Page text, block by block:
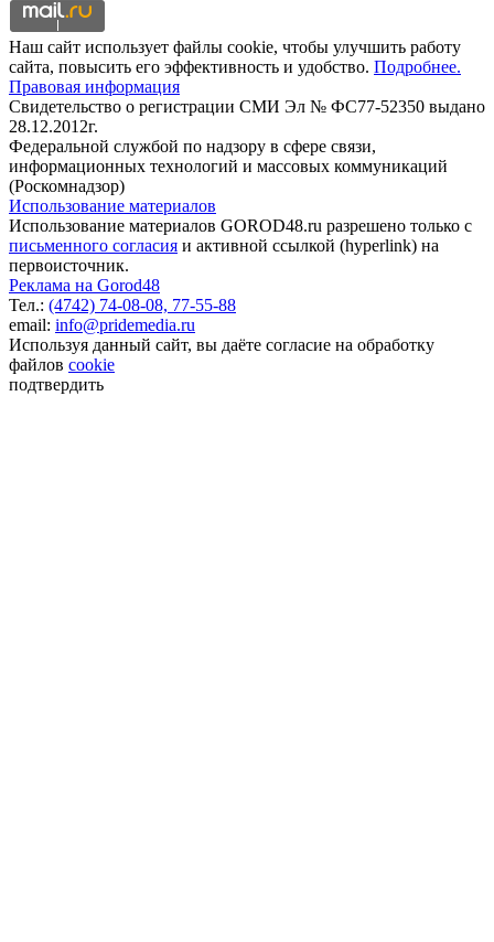
Наш сайт использует файлы cookie, чтобы улучшить работу
сайта, повысить его эффективность и удобство. Подробнее.
Правовая информация
Свидетельство о регистрации СМИ Эл № ФС77-52350 выдано
28.12.2012г.
Федеральной службой по надзору в сфере связи,
информационных технологий и массовых коммуникаций
(Роскомнадзор)
Использование материалов
Использование материалов GOROD48.ru разрешено только с
письменного согласия и активной ссылкой (hyperlink) на
первоисточник.
Реклама на Gorod48
Тел.: (4742) 74-08-08, 77-55-88
email: info@pridemedia.ru
Используя данный сайт, вы даёте согласие на обработку
файлов cookie
подтвердить